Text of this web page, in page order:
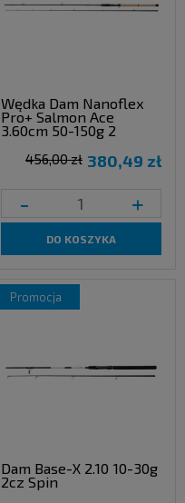
Wędka Dam Nanoflex
Pro+ Salmon Ace
3.60cm 50-150g 2
380,49 zł
456,00 zł
- +
DO KOSZYKA
Dam Base-X 2.10 10-30g
2cz Spin
promocja